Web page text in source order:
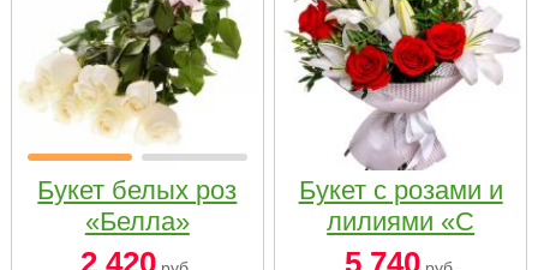
Букет белых роз
«Белла»
Букет с розами и
лилиями «С
наилучшими